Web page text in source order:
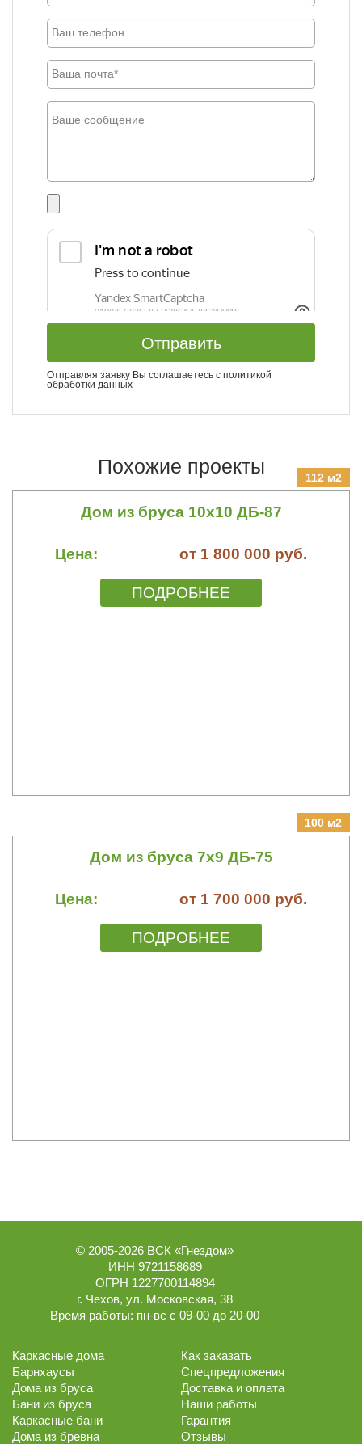
Отправить
Отправляя заявку Вы соглашаетесь с политикой
обработки данных
Похожие проекты 112 м2
Дом из бруса 10х10 ДБ-87
Цена: от 1 800 000 руб.
ПОДРОБНЕЕ
100 м2
Дом из бруса 7х9 ДБ-75
Цена: от 1 700 000 руб.
ПОДРОБНЕЕ
© 2005-2026 ВСК «Гнездом»
ИНН 9721158689
ОГРН 1227700114894
г. Чехов, ул. Московская, 38
Время работы: пн-вс с 09-00 до 20-00
Каркасные дома
Барнхаусы
Дома из бруса
Бани из бруса
Каркасные бани
Дома из бревна
Как заказать
Спецпредложения
Доставка и оплата
Наши работы
Гарантия
Отзывы